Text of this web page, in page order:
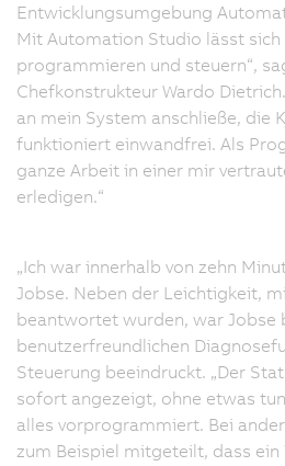
Entwicklungsumgebung
Mit Automation Studio lässt sich
programmieren und steuern“,
Chefkonstrukteur Wardo
an mein System anschließe, die
funktioniert einwandfrei. Als
ganze Arbeit in einer mir
erledigen.“
„Ich war innerhalb von zehn
Jobse. Neben der Leichtigkeit,
beantwortet wurden, war Jobse
benutzerfreundlichen
Steuerung beeindruckt. „Der
sofort angezeigt, ohne etwas
alles vorprogrammiert. Bei
zum Beispiel mitgeteilt, dass